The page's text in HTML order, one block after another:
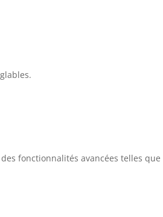
fonctionnalités avancées telles